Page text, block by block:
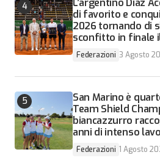
di favorito e
2026 tornando di
sconfitto in finale
Federazioni 3 Agosto
San Marino è
Team Shield
biancazzurro
anni di intenso
Federazioni 1 Agosto